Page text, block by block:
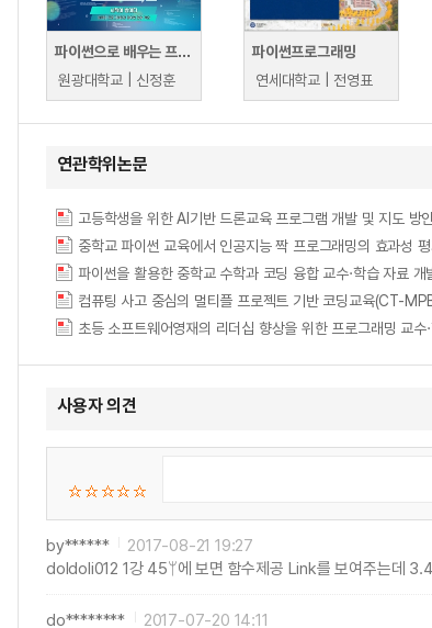
파이썬으로 배우는 프로그래밍 기초
원광대학교 | 신정훈
파이썬프로그래밍
연세대학교 | 전영표
연관학위논문
고등학생을 위한 AI기반 드론교육 프로그램 개발 및 지도 방
중학교 파이썬 교육에서 인공지능 짝 프로그래밍의 효과성
파이썬을 활용한 중학교 수학과 코딩 융합 교수·학습
컴퓨팅 사고 중심의 멀티플 프로젝트 기반 코딩교육(CT-
초등 소프트웨어영재의 리더십 향상을 위한 프로그래밍 교수
사용자 의견
by******
2017-08-21 19:27
doldoli012 1강 45ᛘ에 보면 함수제공 Link를 보여주는데
do********
2017-07-20 14:11